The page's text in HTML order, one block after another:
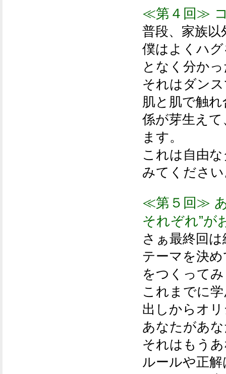
≪第４回≫ コ
普段、家族
僕はよくハ
となく分か
それはダン
肌と肌で触
係が芽生え
ます。
これは自由
みてくださ
≪第５回≫ あ
それぞれ”が
さぁ最終回
テーマを決
をつくって
これまでに
出しからオ
あなたがあ
それはもう
ルールや正